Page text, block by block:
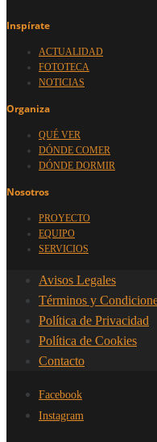
Inspírate
ACTUALIDAD
FOTOTECA
NOTICIAS
Organiza
QUÉ VER
DÓNDE COMER
DÓNDE DORMIR
Nosotros
PROYECTO
EQUIPO
SERVICIOS
Avisos Legales
Términos y
Política de Privacidad
Política de Cookies
Contacto
Facebook
Instagram